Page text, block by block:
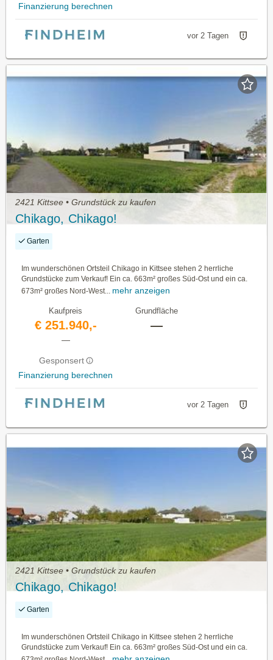
Finanzierung berechnen
vor 2 Tagen
2421 Kittsee • Grundstück zu kaufen
Chikago, Chikago!
Garten
Im wunderschönen Ortsteil Chikago in Kittsee stehen 2 herrliche
Grundstücke zum Verkauf! Ein ca. 663m² großes Süd-Ost und ein ca.
673m² großes Nord-West...
mehr anzeigen
Kaufpreis
€ 251.940,-
—
Gesponsert
Finanzierung berechnen
Grundfläche
—
vor 2 Tagen
2421 Kittsee • Grundstück zu kaufen
Chikago, Chikago!
Garten
Im wunderschönen Ortsteil Chikago in Kittsee stehen 2 herrliche
Grundstücke zum Verkauf! Ein ca. 663m² großes Süd-Ost und ein ca.